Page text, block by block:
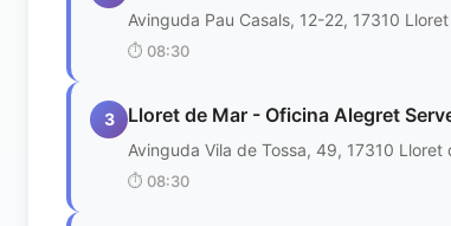
Avinguda Pau Casals, 12-22, 17310
⏱️ 08:30
3 Lloret de Mar - Oficina Alegret
Avinguda Vila de Tossa, 49, 17310 Lloret
⏱️ 08:30